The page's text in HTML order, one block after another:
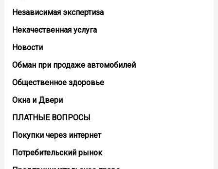
Независимая экспертиза
Некачественная услуга
Новости
Обман при продаже автомобилей
Общественное здоровье
Окна и Двери
ПЛАТНЫЕ ВОПРОСЫ
Покупки через интернет
Потребительский рынок